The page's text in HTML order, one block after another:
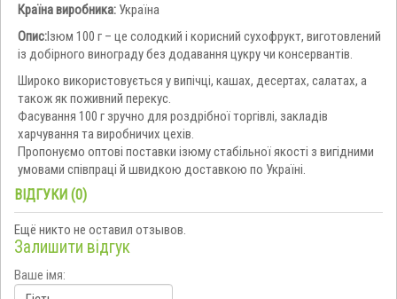
Країна виробника: Україна
Опис:Ізюм 100 г – це солодкий і корисний сухофрукт, виготовлений
із добірного винограду без додавання цукру чи консервантів.
Широко використовується у випічці, кашах, десертах, салатах, а
також як поживний перекус.
Фасування 100 г зручно для роздрібної торгівлі, закладів
харчування та виробничих цехів.
Пропонуємо оптові поставки ізюму стабільної якості з вигідними
умовами співпраці й швидкою доставкою по Україні.
ВІДГУКИ (0)
Ещё никто не оставил отзывов.
Залишити відгук
Ваше імя: